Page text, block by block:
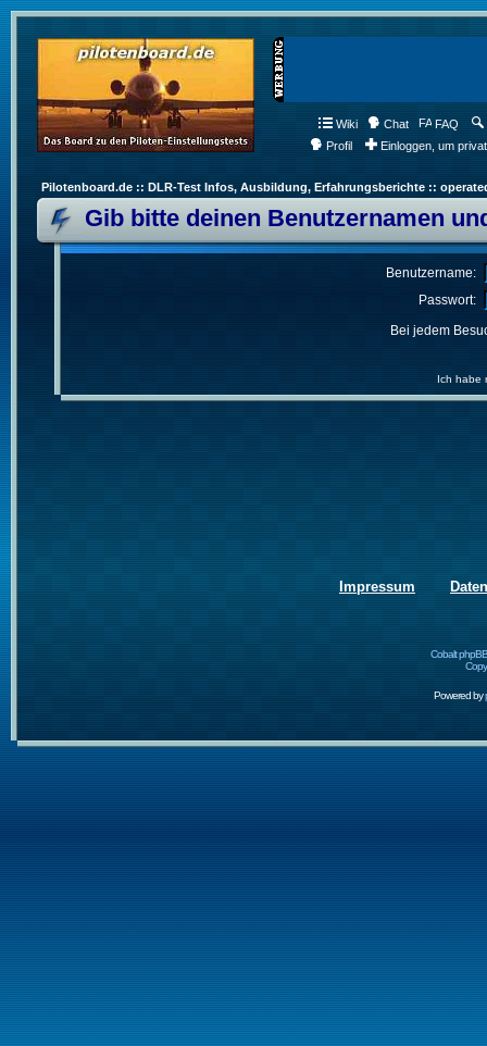
Wiki Chat FAQ
Profil
Einloggen, um
Pilotenboard.de :: DLR-Test Infos, Ausbildung, Erfahrungsberichte ::
Gib bitte deinen Benutzernamen
Benutzername:
Passwort:
Bei jedem
Ich habe
Impressum
Cobalt
Powered by